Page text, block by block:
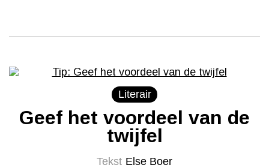
Literair
Geef het voordeel van de
twijfel
Tekst Else Boer